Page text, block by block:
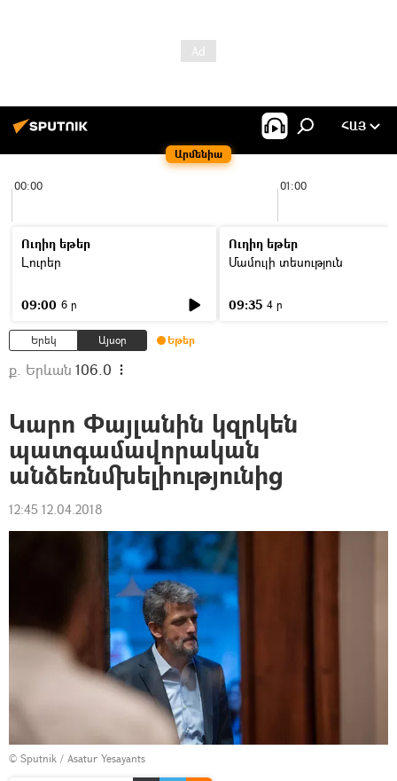
Արմենիա
ՀԱՅ
00:00 01:00
Ուղիղ եթեր
Լուրեր
09:00 6 ր
Ուղիղ եթեր
Մամուլի տեսություն
09:35 4 ր
Երեկ Այսօր Եթեր
ք. Երևան 106.0
Կարո Փայլանին կզրկեն
պատգամավորական
անձեռնմխելիությունից
12:45 12.04.2018
© Sputnik / Asatur Yesayants